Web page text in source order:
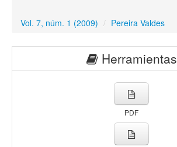
Vol. 7, núm. 1 (2009) / Pereira Valdes
Herramientas
PDF